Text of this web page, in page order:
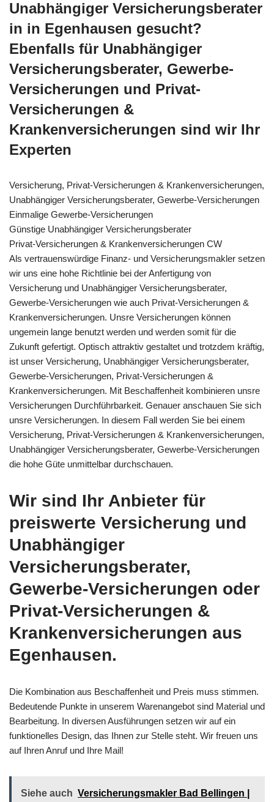
Unabhängiger Versicherungsberater
in in Egenhausen gesucht?
Ebenfalls für Unabhängiger
Versicherungsberater, Gewerbe-
Versicherungen und Privat-
Versicherungen &
Krankenversicherungen sind wir Ihr
Experten
Versicherung, Privat-Versicherungen & Krankenversicherungen,
Unabhängiger Versicherungsberater, Gewerbe-Versicherungen
Einmalige Gewerbe-Versicherungen
Günstige Unabhängiger Versicherungsberater
Privat-Versicherungen & Krankenversicherungen CW
Als vertrauenswürdige Finanz- und Versicherungsmakler setzen
wir uns eine hohe Richtlinie bei der Anfertigung von
Versicherung und Unabhängiger Versicherungsberater,
Gewerbe-Versicherungen wie auch Privat-Versicherungen &
Krankenversicherungen. Unsre Versicherungen können
ungemein lange benutzt werden und werden somit für die
Zukunft gefertigt. Optisch attraktiv gestaltet und trotzdem kräftig,
ist unser Versicherung, Unabhängiger Versicherungsberater,
Gewerbe-Versicherungen, Privat-Versicherungen &
Krankenversicherungen. Mit Beschaffenheit kombinieren unsre
Versicherungen Durchführbarkeit. Genauer anschauen Sie sich
unsre Versicherungen. In diesem Fall werden Sie bei einem
Versicherung, Privat-Versicherungen & Krankenversicherungen,
Unabhängiger Versicherungsberater, Gewerbe-Versicherungen
die hohe Güte unmittelbar durchschauen.
Wir sind Ihr Anbieter für
preiswerte Versicherung und
Unabhängiger
Versicherungsberater,
Gewerbe-Versicherungen oder
Privat-Versicherungen &
Krankenversicherungen aus
Egenhausen.
Die Kombination aus Beschaffenheit und Preis muss stimmen.
Bedeutende Punkte in unserem Warenangebot sind Material und
Bearbeitung. In diversen Ausführungen setzen wir auf ein
funktionelles Design, das Ihnen zur Stelle steht. Wir freuen uns
auf Ihren Anruf und Ihre Mail!
Siehe auch Versicherungsmakler Bad Bellingen |